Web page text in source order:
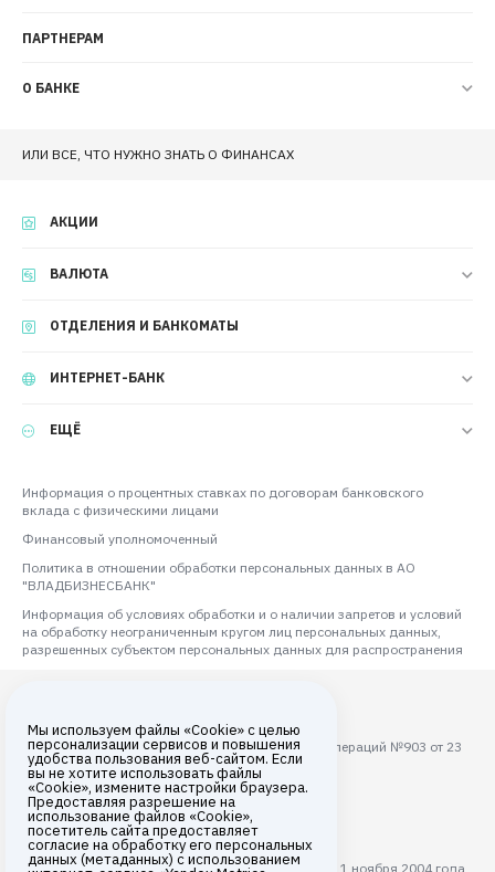
Мы используем файлы «Cookie» с целью
персонализации сервисов и повышения
удобства пользования веб-сайтом. Если
вы не хотите использовать файлы
«Cookie», измените настройки браузера.
Предоставляя разрешение на
использование файлов «Cookie»,
посетитель сайта предоставляет
согласие на обработку его персональных
данных (метаданных) с использованием
ПАРТНЕРАМ
О БАНКЕ
ИЛИ ВСЕ, ЧТО НУЖНО ЗНАТЬ О ФИНАНСАХ
АКЦИИ
ВАЛЮТА
ОТДЕЛЕНИЯ И БАНКОМАТЫ
ИНТЕРНЕТ-БАНК
ЕЩЁ
Информация о процентных ставках по договорам банковского
вклада с физическими лицами
Финансовый уполномоченный
Политика в отношении обработки персональных данных в АО
"ВЛАДБИЗНЕСБАНК"
Информация об условиях обработки и о наличии запретов и условий
на обработку неограниченным кругом лиц персональных данных,
разрешенных субъектом персональных данных для распространения
Лицензия ЦБ РФ на осуществление банковских операций №903 от 23
августа 2017 года
Все права защищены © 2026
АО «ВЛАДБИЗНЕСБАНК»
АО "ВЛАДБИЗНЕСБАНК" с 11 ноября 2004 года